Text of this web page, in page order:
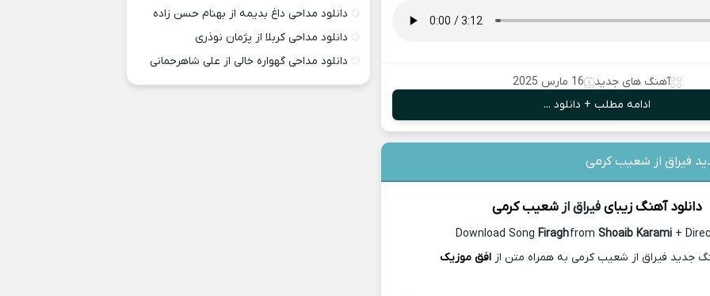
آهنگ های جدید
16 مارس 2025
ادامه مطلب + دانلود ...
فیراق از شعیب کرمی
دانلود آهنگ زیبای فیراق ازشعیب کرمی
Download SongFiraghfrom Shoaib Karami +
جدید فیراق از شعیب کرمی به همراه متن از افق موزیک
دانلود مداحی داغ بدیمه از بهنام حسن زاده
دانلود مداحی کربلا از پژمان نوذری
دانلود مداحی گهواره خالی از علی شاهرحمانی